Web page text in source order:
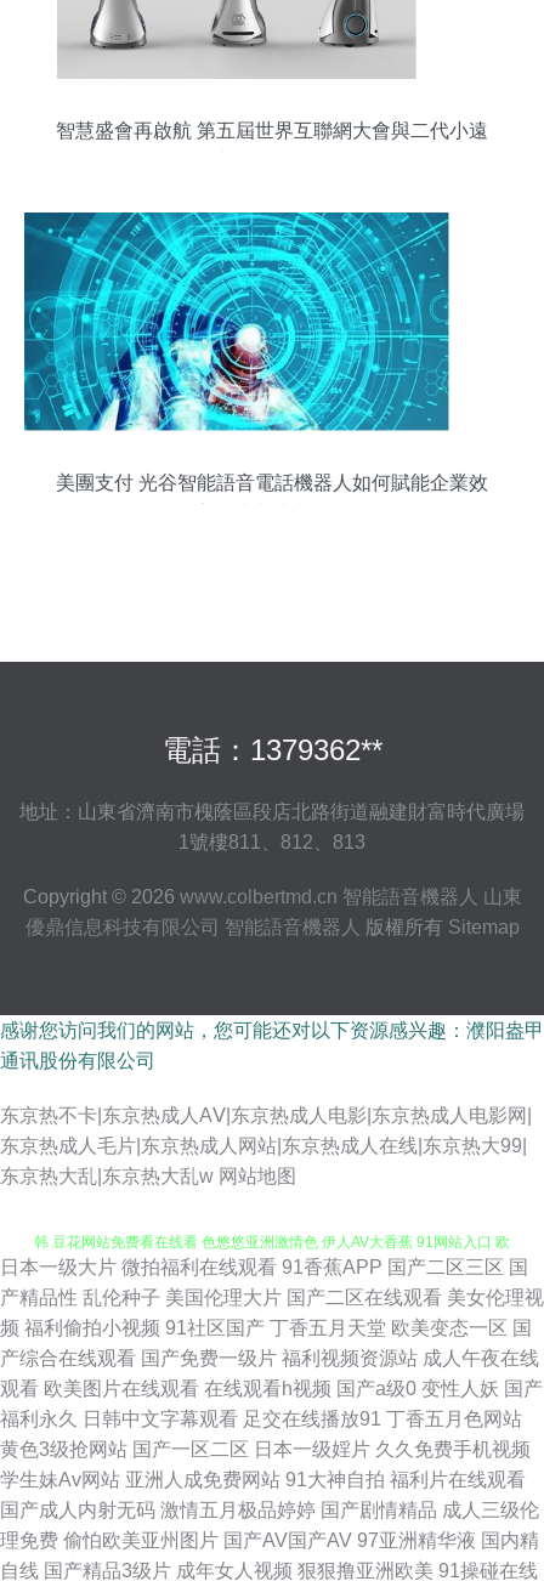
智慧盛會再啟航 第五屆世界互聯網大會與二代小遠
美團支付 光谷智能語音電話機器人如何賦能企業效
電話：1379362**
地址：山東省濟南市槐蔭區段店北路街道融建財富時代廣場
1號樓811、812、813
Copyright © 2026 www.colbertmd.cn 智能語音機器人 山東
優鼎信息科技有限公司 智能語音機器人 版權所有 Sitemap
感谢您访问我们的网站，您可能还对以下资源感兴趣：濮阳盎甲
通讯股份有限公司
东京热不卡|东京热成人AⅤ|东京热成人电影|东京热成人电影网|
东京热成人毛片|东京热成人网站|东京热成人在线|东京热大99|
东京热大乱|东京热大乱w 网站地图
91巨炮美女网站 色综合国产成人 黑丝国产 婷婷激情操逼网 亚洲中文别类日
韩 豆花网站免费看在线看 色悠悠亚洲激情色 伊人AV大香蕉 91网站入口 欧
美人妖淫乱成人专区 91资源公开在线 久草免费福利资源站 亚洲一本在线 91
熊貓 欧美日韩精品专区 91九色porn蝌科 国产91福利视频 免费不卡肏屄视频
淫淫网4 91华人在线 超碰激情国产 男人天堂色91 影音先锋资源av不撸 超碰
日本一级大片 微拍福利在线观看 91香蕉APP 国产二区三区 国
产精品性 乱伦种子 美国伦理大片 国产二区在线观看 美女伦理视
频 福利偷拍小视频 91社区国产 丁香五月天堂 欧美变态一区 国
产综合在线观看 国产免费一级片 福利视频资源站 成人午夜在线
观看 欧美图片在线观看 在线观看h视频 国产a级0 变性人妖 国产
福利永久
日韩中文字幕观看 足交在线播放91 丁香五月色网站
黄色3级抢网站 国产一区二区 日本一级婬片 久久免费手机视频
学生妹Av网站 亚洲人成免费网站 91大神自拍 福利片在线观看
国产成人内射无码 激情五月极品婷婷 国产剧情精品 成人三级伦
理免费 偷怕欧美亚州图片 国产AV国产AV 97亚洲精华液 国内精
自线 国产精品3级片 成年女人视频 狠狠撸亚洲欧美 91操碰在线